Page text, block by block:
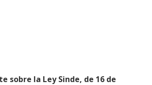
sobre la Ley Sinde, de 16 de